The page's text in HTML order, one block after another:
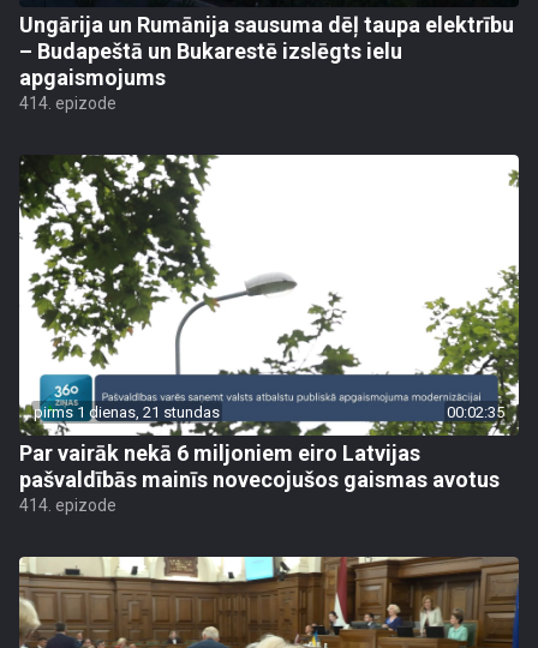
Ungārija un Rumānija sausuma dēļ taupa elektrību
– Budapeštā un Bukarestē izslēgts ielu
apgaismojums
414. epizode
pirms 1 dienas, 21 stundas 00:02:35
Par vairāk nekā 6 miljoniem eiro Latvijas
pašvaldībās mainīs novecojušos gaismas avotus
414. epizode